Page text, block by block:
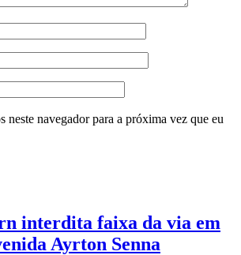
neste navegador para a próxima vez que eu
interdita faixa da via em
Ayrton Senna